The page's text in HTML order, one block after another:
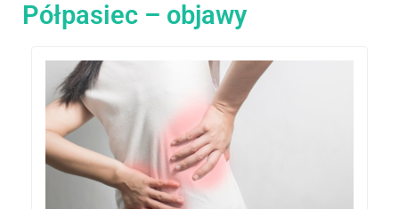
Półpasiec – objawy